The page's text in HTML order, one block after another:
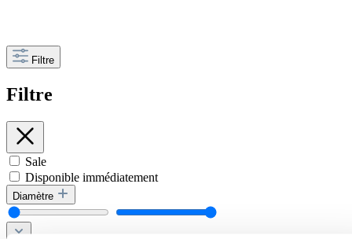
Filtre
Filtre
Sale
Disponible immédiatement
Diamètre